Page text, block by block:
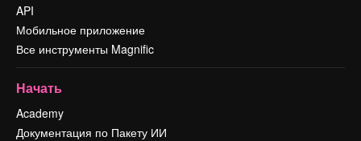
API
Мобильное приложение
Все инструменты Magnific
Начать
Academy
Документация по Пакету ИИ